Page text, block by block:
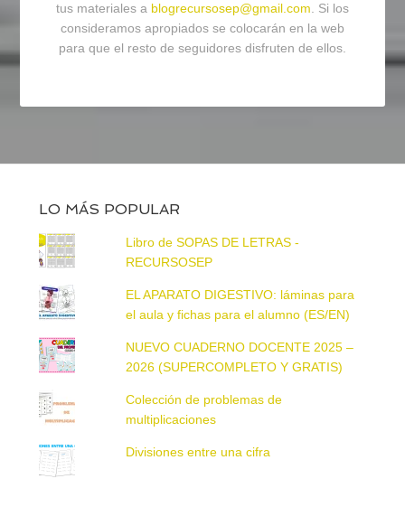
tus materiales a blogrecursosep@gmail.com. Si los
consideramos apropiados se colocarán en la web
para que el resto de seguidores disfruten de ellos.
LO MÁS POPULAR
Libro de SOPAS DE LETRAS -
RECURSOSEP
EL APARATO DIGESTIVO: láminas para
el aula y fichas para el alumno (ES/EN)
NUEVO CUADERNO DOCENTE 2025 –
2026 (SUPERCOMPLETO Y GRATIS)
Colección de problemas de
multiplicaciones
Divisiones entre una cifra